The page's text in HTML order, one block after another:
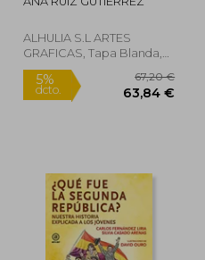
CULTURALES
ALHULIA S.L ARTES
GRAFICAS, Tapa Blanda,
Nuevo